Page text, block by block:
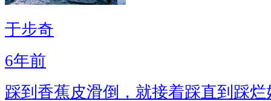
于步奇
6年前
踩到香蕉皮滑倒，就接着踩直到踩烂